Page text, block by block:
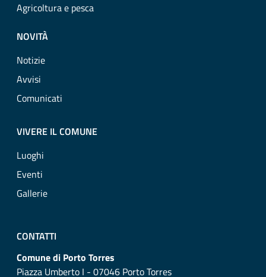
Agricoltura e pesca
NOVITÀ
Notizie
Avvisi
Comunicati
VIVERE IL COMUNE
Luoghi
Eventi
Gallerie
CONTATTI
Comune di Porto Torres
Piazza Umberto I - 07046 Porto Torres